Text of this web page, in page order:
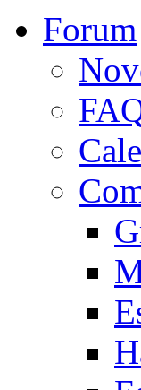
Forum